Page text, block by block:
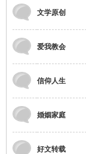
文学原创
爱我教会
信仰人生
婚姻家庭
好文转载